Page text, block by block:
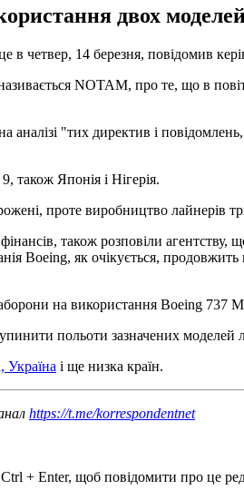
двох
в четвер, 14 березня, повідомив
NOTAM, про те, що в
аналізі "тих директив і
також Японія і Нігерія.
проте виробництво лайнерів
також розповіли
Boeing, як очікується,
на використання Boeing
польоти зазначених моделей
Україна і ще низка країн.
https://t.me/korrespondentnet
+ Enter, щоб повідомити про це